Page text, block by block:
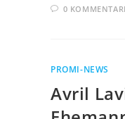
0
PROMI-NEWS
Avril